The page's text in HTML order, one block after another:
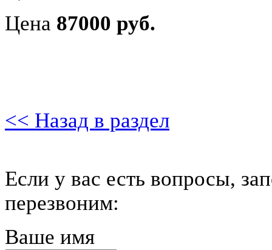
Цена 87000 руб.
<< Назад в раздел
Если у вас есть вопросы,
перезвоним:
Ваше имя